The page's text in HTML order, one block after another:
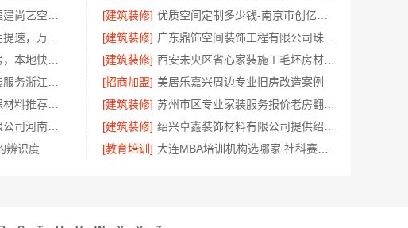
[建筑装修]
[建筑装修]
广东鼎饰空间装饰工程有限公司珠三角靠谱空间设计优惠活动
[建筑装修]
西安未央区省心家装施工毛坯房材料靠谱-居安天成（西安）建筑工程有限责任公司
[招商加盟] 美居乐嘉兴周边专业旧房改造案例
[建筑装修]
[建筑装修]
辨识度 [教育培训] 大连MBA培训机构选哪家 社科赛斯MBA考研定制专属学生方案